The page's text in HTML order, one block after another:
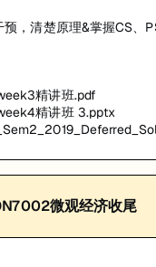
，清楚原理&掌握CS、
精讲班.pdf
精讲班 3.pptx
微观经济收尾